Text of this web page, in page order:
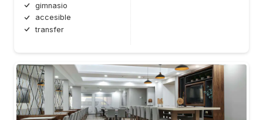
gimnasio
accesible
transfer